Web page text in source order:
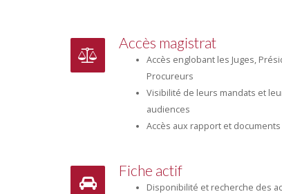
Accès magistrat
Accès englobant les Juges,
Procureurs
Visibilité de leurs mandats et
audiences
Accès aux rapport et documents
Fiche actif
Disponibilité et recherche des